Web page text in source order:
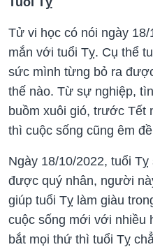
Tử vi học có nói ngày
mắn với tuổi Tỵ. Cụ thể
sức mình từng bỏ ra
thế nào. Từ sự nghiệp,
buồm xuôi gió, trước Tết
thì cuộc sống cũng êm
Ngày 18/10/2022, tuổi
được quý nhân, người
giúp tuổi Tỵ làm giàu
cuộc sống mới với nhiều
bắt mọi thứ thì tuổi Tỵ